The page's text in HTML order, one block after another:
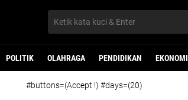
POLITIK OLAHRAGA PENDIDIKAN EKONOMI
#buttons=(Accept !) #days=(20)